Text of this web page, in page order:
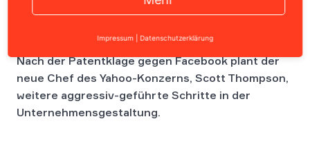
Nach der Patentklage gegen Facebook plant der
neue Chef des Yahoo-Konzerns, Scott Thompson,
weitere aggressiv-geführte Schritte in der
Unternehmensgestaltung.
Impressum Datenschutzerklärung